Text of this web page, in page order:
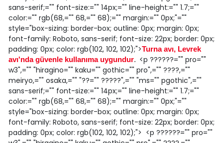
sans-serif;="" font-size:="" 14px;="" line-height:="" 1.7;=""
color:="" rgb(68,="" 68,="" 68);="" margin:="" 0px;"=""
style="box-sizing: border-box; outline: 0px; margin: 0px;
font-family: Roboto, sans-serif; font-size: 22px; border: 0px;
padding: 0px; color: rgb(102, 102, 102);">Turna avı, Levrek
avı'nda güvenle kullanıma uygundur. <p ??????="" pro=""
w3",="" "hiragino="" kaku="" gothic="" pro",="" ????,=""
meiryo,="" osaka,="" "??="" ?????",="" "ms="" pgothic",=""
sans-serif;="" font-size:="" 14px;="" line-height:="" 1.7;=""
color:="" rgb(68,="" 68,="" 68);="" margin:="" 0px;"=""
style="box-sizing: border-box; outline: 0px; margin: 0px;
font-family: Roboto, sans-serif; font-size: 22px; border: 0px;
padding: 0px; color: rgb(102, 102, 102);"> <p ??????="" pro=""